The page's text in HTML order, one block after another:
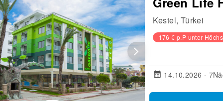
arrow_forward_ios
Kestel, Türkei
176 € p.P unter
calendar_month 14.10.2026 -